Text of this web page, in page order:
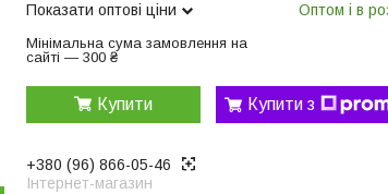
Показати оптові ціни
Мінімальна сума замовлення на
сайті — 300 ₴
Оптом і в
Купити Купити з
+380 (96) 866-05-46
Інтернет-магазин